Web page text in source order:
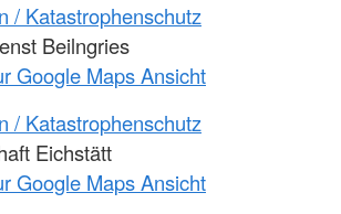
/ Katastrophenschutz
Beilngries
Google Maps Ansicht
/ Katastrophenschutz
Eichstätt
Google Maps Ansicht